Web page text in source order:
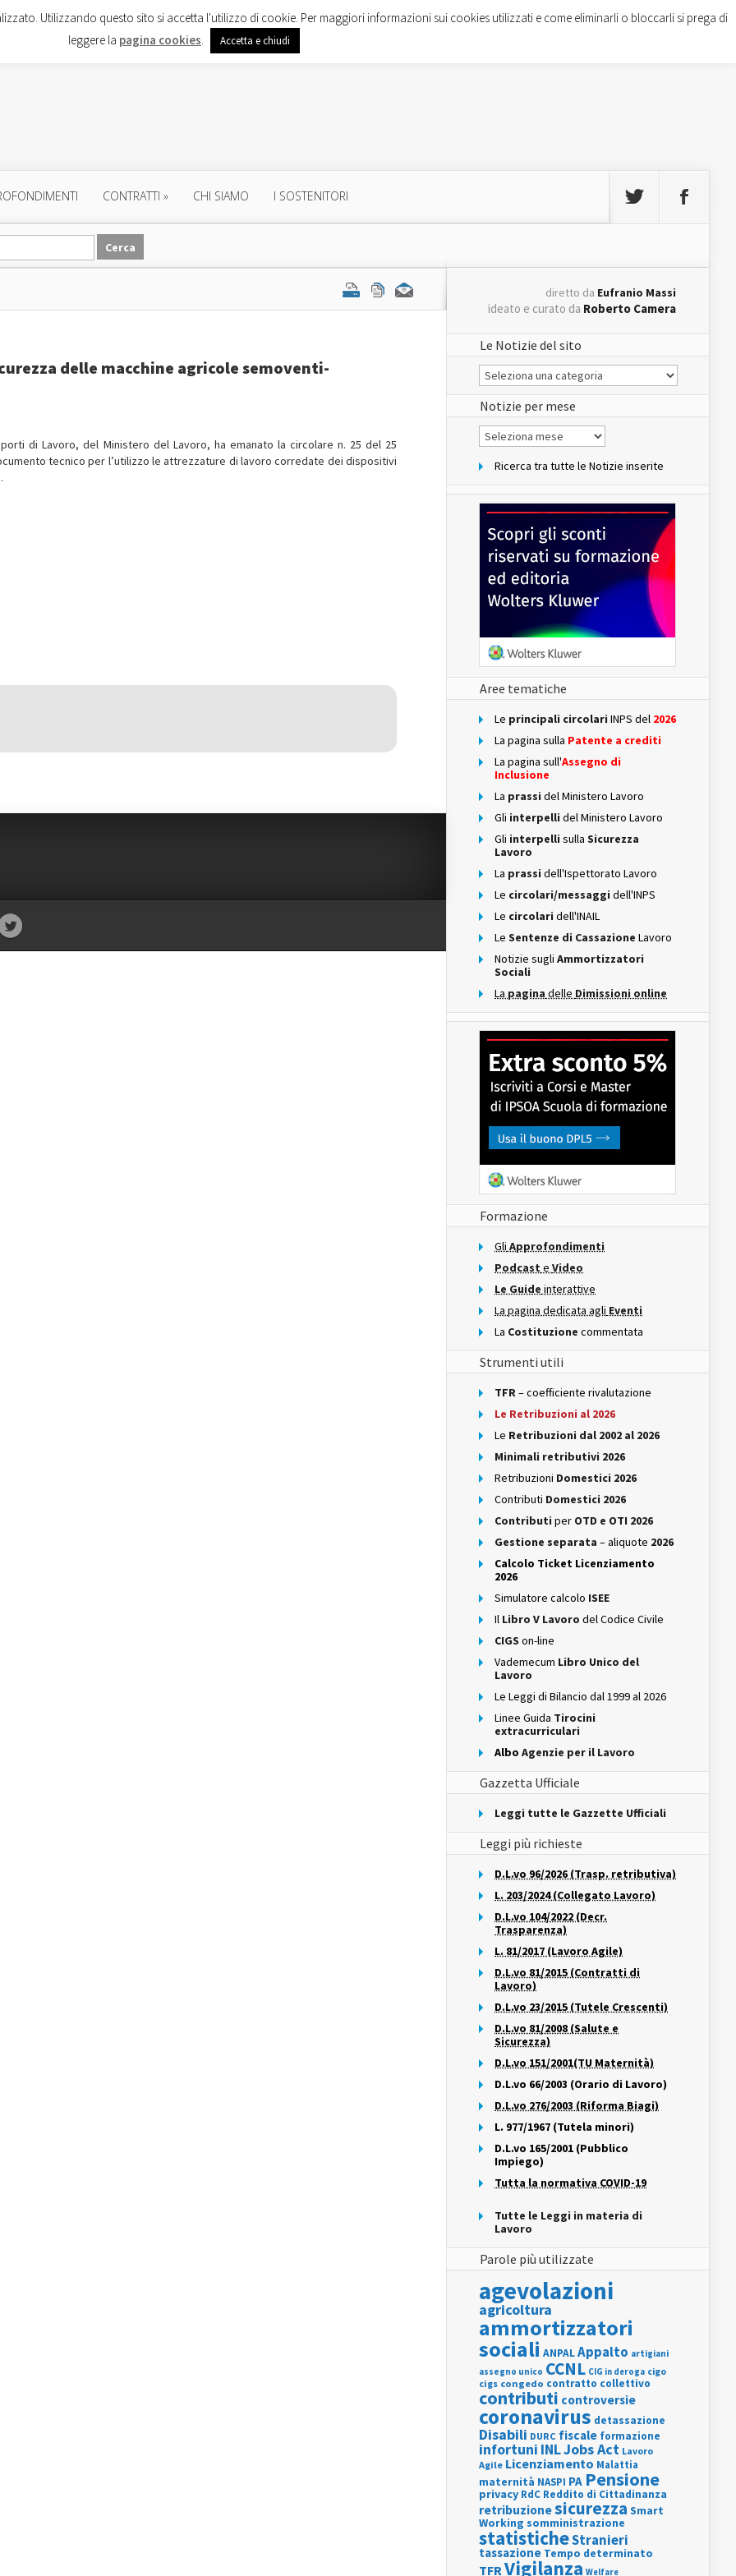
CONTRATTI » CHI SIAMO I SOSTENITORI
delle macchine agricole semoventi-
di Lavoro, del Ministero del Lavoro, ha emanato la circolare n. 25 del 25
tecnico per l’utilizzo le attrezzature di lavoro corredate dei dispositivi
diretto da Eufranio Massi
ideato e curato da Roberto Camera
Le Notizie del sito
Le
Notizie
del
sito
Notizie per mese
Notizie
per
Ricerca tra tutte le Notizie inserite
Aree tematiche
Le principali circolari INPS del 2026
La pagina sulla Patente a crediti
La pagina sull'Assegno di
Inclusione
La prassi del Ministero Lavoro
Gli interpelli del Ministero Lavoro
Gli interpelli sulla Sicurezza
Lavoro
La prassi dell'Ispettorato Lavoro
Le circolari/messaggi dell'INPS
Le circolari dell'INAIL
Le Sentenze di Cassazione Lavoro
Notizie sugli Ammortizzatori
Sociali
La pagina delle Dimissioni online
Formazione
Gli Approfondimenti
Podcast e Video
Le Guide interattive
La pagina dedicata agli Eventi
La Costituzione commentata
Strumenti utili
TFR– coefficiente rivalutazione
Le Retribuzioni al 2026
Le Retribuzioni dal 2002 al 2026
Minimali retributivi 2026
Retribuzioni Domestici 2026
Contributi Domestici 2026
Contributi per OTD e OTI 2026
Gestione separata – aliquote 2026
Calcolo Ticket Licenziamento
2026
Simulatore calcolo ISEE
Il Libro V Lavoro del Codice Civile
CIGS on-line
Vademecum Libro Unico del
Lavoro
Le Leggi di Bilancio dal 1999 al 2026
Linee Guida Tirocini
extracurriculari
Albo Agenzie per il Lavoro
Gazzetta Ufficiale
Leggi tutte le Gazzette Ufficiali
Leggi più richieste
D.L.vo 96/2026 (Trasp. retributiva)
L. 203/2024 (Collegato Lavoro)
D.L.vo 104/2022 (Decr.
Trasparenza)
L. 81/2017 (Lavoro Agile)
D.L.vo 81/2015 (Contratti di
Lavoro)
D.L.vo 23/2015 (Tutele Crescenti)
D.L.vo 81/2008 (Salute e
Sicurezza)
D.L.vo 151/2001(TU Maternità)
D.L.vo 66/2003 (Orario di Lavoro)
D.L.vo 276/2003 (Riforma Biagi)
L. 977/1967 (Tutela minori)
D.L.vo 165/2001 (Pubblico
Impiego)
Tutta la normativa COVID-19
Tutte le Leggi in materia di
Lavoro
Parole più utilizzate
agevolazioni
agricoltura
ammortizzatori
sociali ANPALAppalto artigiani
assegno unico CCNL CIG in deroga cigo
cigs congedo contratto collettivo
contributi controversie
coronavirus detassazione
Disabili DURC fiscale formazione
infortuni INLJobs Act Lavoro
Agile Licenziamento Malattia
maternità NASPI PA Pensione
privacy RdC Reddito di Cittadinanza
retribuzionesicurezza Smart
Working somministrazione
statisticheStranieri
tassazione Tempo determinato
TFRVigilanza Welfare
Utilizzando questo sito si accetta l'utilizzo di cookie. Per maggiori informazioni sui cookies utilizzati e come eliminarli o bloccarli si prega di
leggere la pagina cookies. Accetta e chiudi